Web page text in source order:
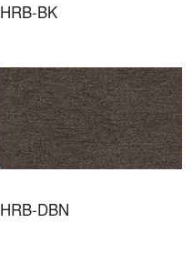
HRB-BK
HRB-DBN